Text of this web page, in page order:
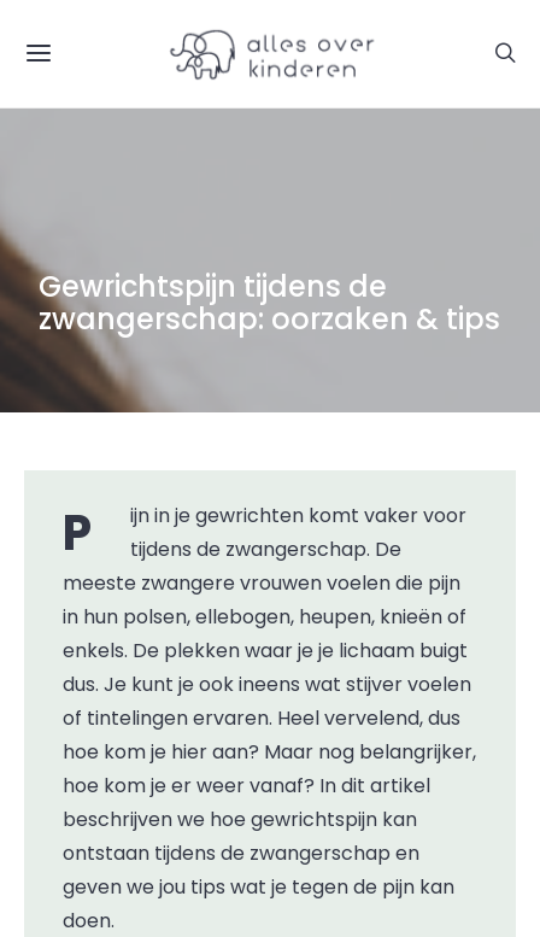
Gewrichtspijn tijdens de
zwangerschap: oorzaken & tips
Pijn in je gewrichten komt vaker voor
tijdens de zwangerschap. De
meeste zwangere vrouwen voelen die pijn
in hun polsen, ellebogen, heupen, knieën of
enkels. De plekken waar je je lichaam buigt
dus. Je kunt je ook ineens wat stijver voelen
of tintelingen ervaren. Heel vervelend, dus
hoe kom je hier aan? Maar nog belangrijker,
hoe kom je er weer vanaf? In dit artikel
beschrijven we hoe gewrichtspijn kan
ontstaan tijdens de zwangerschap en
geven we jou tips wat je tegen de pijn kan
doen.